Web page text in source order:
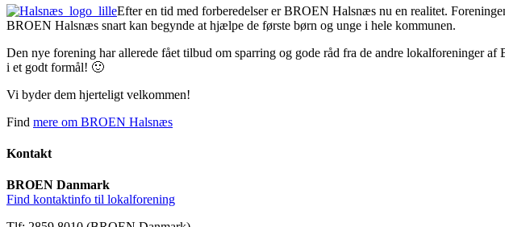
Efter en tid med forberedelser er BROEN Halsnæs nu en realitet.
BROEN Halsnæs snart kan begynde at hjælpe de første børn og unge i hele kommunen.
Den nye forening har allerede fået tilbud om sparring og gode råd fra de andre lokalforeninger
i et godt formål! 🙂
Vi byder dem hjerteligt velkommen!
Find mere om BROEN Halsnæs
Kontakt
BROEN Danmark
Find kontaktinfo til lokalforening